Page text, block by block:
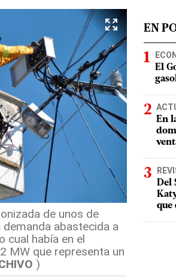
de unos de
abastecida a
cual había en el
MW que representa un
)
EN
El
En
Del
que